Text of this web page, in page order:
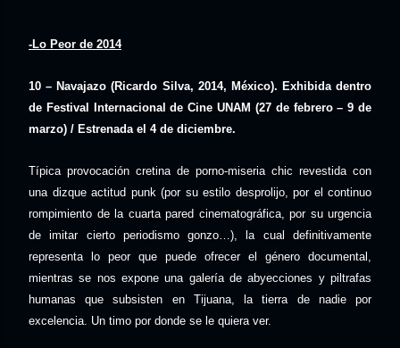
-Lo Peor de 2014
10 – Navajazo (Ricardo Silva, 2014, México). Exhibida dentro
de Festival Internacional de Cine UNAM (27 de febrero – 9 de
marzo) / Estrenada el 4 de diciembre.
Típica provocación cretina de porno-miseria chic revestida con
una dizque actitud punk (por su estilo desprolijo, por el continuo
rompimiento de la cuarta pared cinematográfica, por su urgencia
de imitar cierto periodismo gonzo…), la cual definitivamente
representa lo peor que puede ofrecer el género documental,
mientras se nos expone una galería de abyecciones y piltrafas
humanas que subsisten en Tijuana, la tierra de nadie por
excelencia. Un timo por donde se le quiera ver.